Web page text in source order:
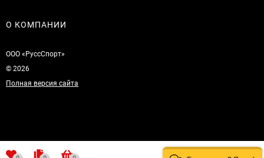
О КОМПАНИИ
ООО «РуссСпорт»
© 2026
Полная версия сайта